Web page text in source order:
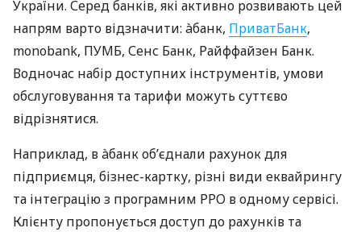
України. Серед банків, які активно розвивають цей
напрям варто відзначити: àбанк, ПриватБанк,
monobank, ПУМБ, Сенс Банк, Райффайзен Банк.
Водночас набір доступних інструментів, умови
обслуговування та тарифи можуть суттєво
відрізнятися.
Наприклад, в àбанк об’єднали рахунок для
підприємця, бізнес-картку, різні види еквайрингу
та інтеграцію з програмним РРО в одному сервісі.
Клієнту пропонується доступ до рахунків та